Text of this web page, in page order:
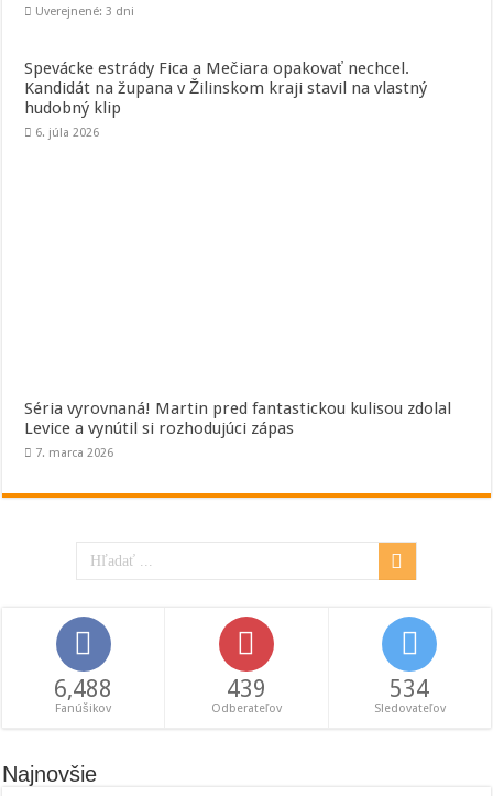
Uverejnené: 3 dni
Spevácke estrády Fica a Mečiara opakovať nechcel.
Kandidát na župana v Žilinskom kraji stavil na vlastný
hudobný klip
6. júla 2026
Séria vyrovnaná! Martin pred fantastickou kulisou zdolal
Levice a vynútil si rozhodujúci zápas
7. marca 2026
6,488
Fanúšikov
439
Odberateľov
534
Sledovateľov
Najnovšie